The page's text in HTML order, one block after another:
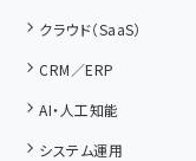
クラウド（SaaS）
CRM／ERP
AI・人工知能
システム運用